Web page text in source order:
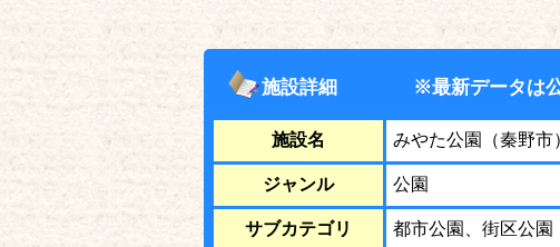
施設詳細 ※最新データは
施設名 みやた公園（秦野市
ジャンル 公園
サブカテゴリ 都市公園、街区公園